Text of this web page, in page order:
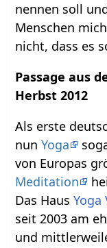
nennen soll
Menschen
nicht, dass es
Passage aus
Herbst 2012
Als erste
nunYoga
von Europas
Meditation
Das HausYoga
seit 2003 am
und